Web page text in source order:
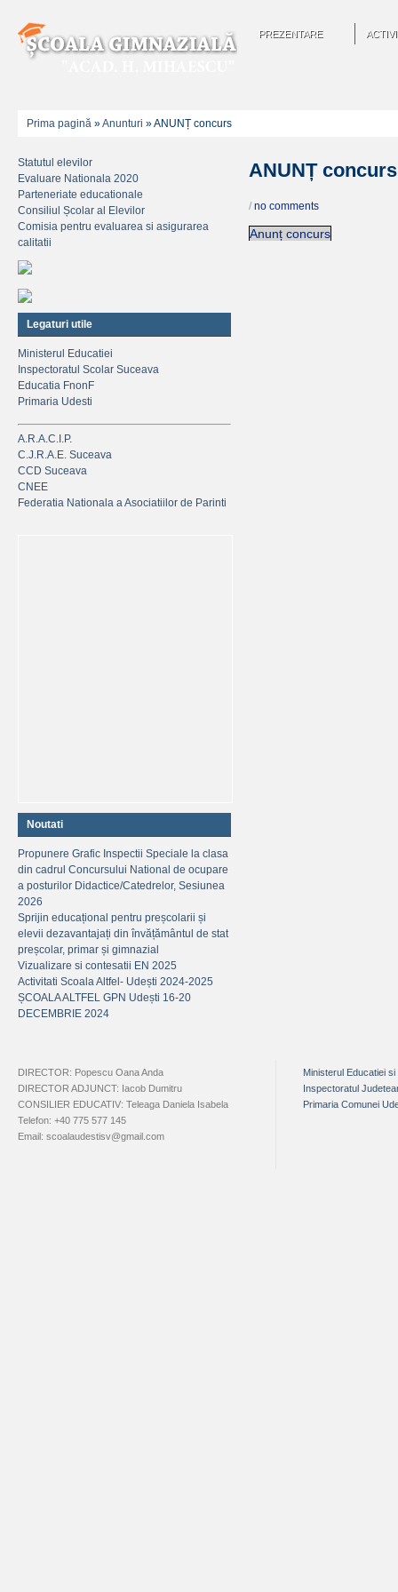
PREZENTARE
Prima pagină »Anunturi »ANUNȚ concurs
ANUNȚ concurs
/ no comments
Anunț concurs
Statutul elevilor
Evaluare Nationala 2020
Parteneriate educationale
Consiliul Școlar al Elevilor
Comisia pentru evaluarea si asigurarea
calitatii
Legaturi utile
Ministerul Educatiei
Inspectoratul Scolar Suceava
Educatia FnonF
Primaria Udesti
A.R.A.C.I.P.
C.J.R.A.E. Suceava
CCD Suceava
CNEE
Federatia Nationala a Asociatiilor de Parinti
Noutati
Propunere Grafic Inspectii Speciale la clasa
din cadrul Concursului National de ocupare
a posturilor Didactice/Catedrelor, Sesiunea
2026
Sprijin educațional pentru preșcolarii și
elevii dezavantajați din învățământul de stat
preșcolar, primar și gimnazial
Vizualizare si contesatii EN 2025
Activitati Scoala Altfel- Udești 2024-2025
ȘCOALA ALTFEL GPN Udești 16-20
DECEMBRIE 2024
DIRECTOR: Popescu Oana Anda
DIRECTOR ADJUNCT: Iacob Dumitru
CONSILIER EDUCATIV: Teleaga Daniela Isabela
Telefon: +40 775 577 145
Email: scoalaudestisv@gmail.com
Ministerul Educatiei
Inspectoratul
Primaria Comunei